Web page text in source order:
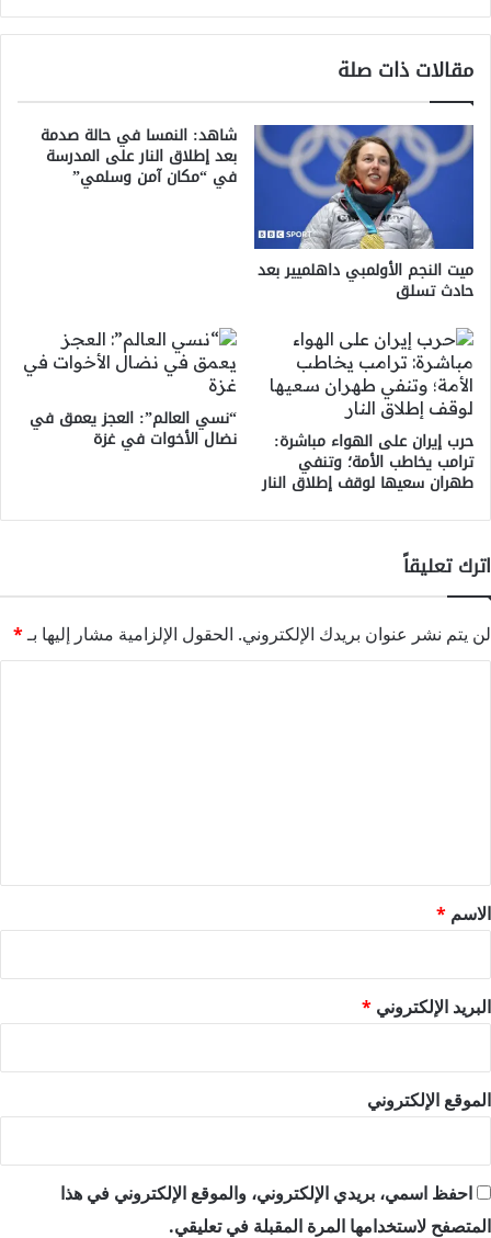
مقالات ذات صلة
ميت النجم الأولمبي داهلميير بعد
حادث تسلق
شاهد: النمسا في حالة صدمة
بعد إطلاق النار على المدرسة
في “مكان آمن وسلمي”
حرب إيران على الهواء مباشرة:
ترامب يخاطب الأمة؛ وتنفي
طهران سعيها لوقف إطلاق النار
“نسي العالم”: العجز يعمق في
نضال الأخوات في غزة
اترك تعليقاً
لن يتم نشر عنوان بريدك الإلكتروني. الحقول الإلزامية مشار إليها بـ*
*
الاسم *
البريد الإلكتروني *
الموقع الإلكتروني
احفظ اسمي، بريدي الإلكتروني، والموقع الإلكتروني في هذا
المتصفح لاستخدامها المرة المقبلة في تعليقي.